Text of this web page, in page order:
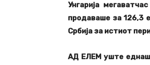
Унгарија
продаваше за 126,3
Србија за истиот
АД ЕЛЕМ уште еднаш